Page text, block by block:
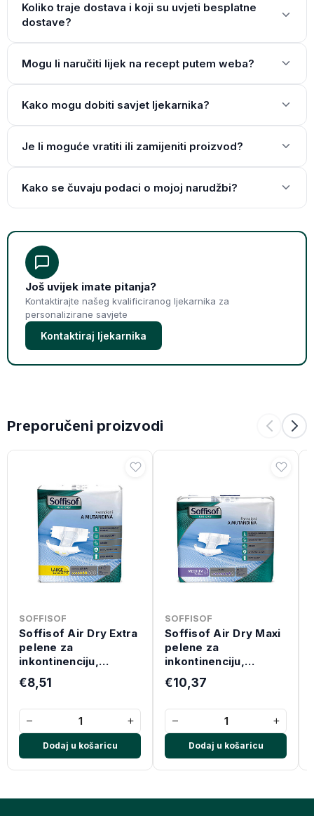
Koliko traje dostava i koji su uvjeti besplatne
dostave?
Mogu li naručiti lijek na recept putem weba?
Kako mogu dobiti savjet ljekarnika?
Je li moguće vratiti ili zamijeniti proizvod?
Kako se čuvaju podaci o mojoj narudžbi?
Još uvijek imate pitanja?
Kontaktirajte našeg kvalificiranog ljekarnika za
personalizirane savjete
Kontaktiraj ljekarnika
Preporučeni proizvodi
SOFFISOF
Soffisof Air Dry Extra
pelene za
inkontinenciju,
veličina L
€8,51
− +
Dodaj u košaricu
SOFFISOF
Soffisof Air Dry Maxi
pelene za
inkontinenciju,
veličina M
€10,37
− +
Dodaj u košaricu